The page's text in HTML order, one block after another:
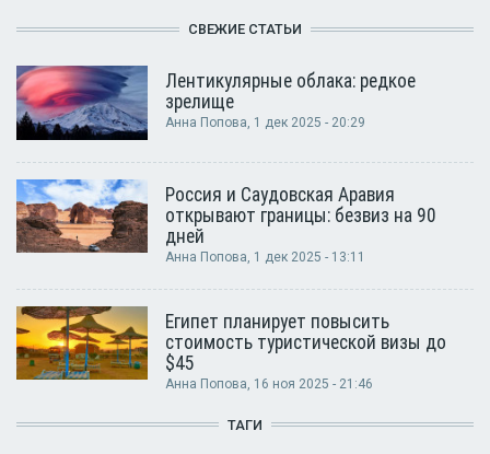
СВЕЖИЕ СТАТЬИ
Лентикулярные облака: редкое
зрелище
Анна Попова, 1 дек 2025 - 20:29
Россия и Саудовская Аравия
открывают границы: безвиз на 90
дней
Анна Попова, 1 дек 2025 - 13:11
Египет планирует повысить
стоимость туристической визы до
$45
Анна Попова, 16 ноя 2025 - 21:46
ТАГИ